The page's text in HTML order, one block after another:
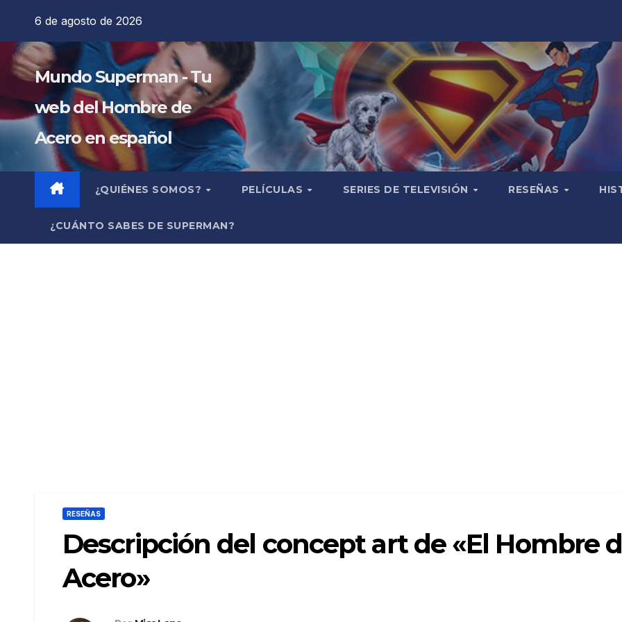
contenido
6 de agosto de 2026
Mundo Superman - Tu
web del Hombre de
Acero en español
¿QUIÉNES SOMOS? PELÍCULAS SERIES DE TELEVISIÓN RESEÑAS
¿CUÁNTO SABES DE SUPERMAN?
RESEÑAS
Descripción del concept art de «El Hombre
Acero»